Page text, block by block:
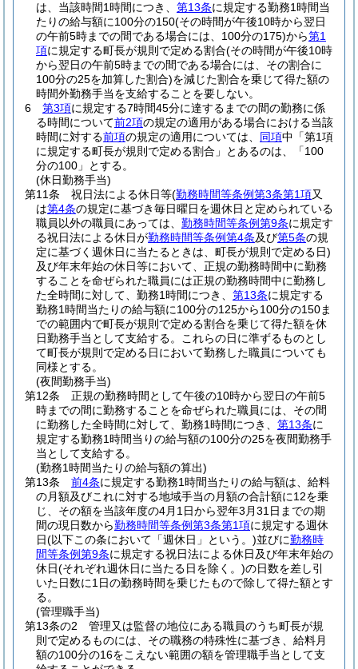
は、当該時間1時間につき、 第13条に規定する勤務1時間当
たりの給与額に100分の150(その時間が午後10時から翌日
の午前5時までの間である場合には、100分の175)から第1
項に規定する町長が規則で定める割合(その時間が午後10時
から翌日の午前5時までの間である場合には、その割合に
100分の25を加算した割合)を減じた割合を乗じて得た額の
時間外勤務手当を支給することを要しない。
6
第3項に規定する7時間45分に達するまでの間の勤務に係
る時間について前2項の規定の適用がある場合における当該
時間に対する前項の規定の適用については、 同項中「第1項
に規定する町長が規則で定める割合」とあるのは、「100
分の100」とする。
(休日勤務手当)
第11条
祝日法による休日等(勤務時間等条例第3条第1項又
は第4条の規定に基づき毎日曜日を週休日と定められている
職員以外の職員にあっては、 勤務時間等条例第9条に規定す
る祝日法による休日が勤務時間等条例第4条及び第5条の規
定に基づく週休日に当たるときは、町長が規則で定める日)
及び年末年始の休日等において、正規の勤務時間中に勤務
することを命ぜられた職員には正規の勤務時間中に勤務し
た全時間に対して、勤務1時間につき、 第13条に規定する
勤務1時間当たりの給与額に100分の125から100分の150ま
での範囲内で町長が規則で定める割合を乗じて得た額を休
日勤務手当として支給する。
これらの日に準ずるものとし
て町長が規則で定める日において勤務した職員についても
同様とする。
(夜間勤務手当)
第12条
正規の勤務時間として午後の10時から翌日の午前5
時までの間に勤務することを命ぜられた職員には、その間
に勤務した全時間に対して、勤務1時間につき、 第13条に
規定する勤務1時間当りの給与額の100分の25を夜間勤務手
当として支給する。
(勤務1時間当たりの給与額の算出)
第13条
前4条に規定する勤務1時間当たりの給与額は、給料
の月額及びこれに対する地域手当の月額の合計額に12を乗
じ、その額を当該年度の4月1日から翌年3月31日までの期
間の現日数から勤務時間等条例第3条第1項に規定する週休
日(以下この条において「週休日」という。)並びに勤務時
間等条例第9条に規定する祝日法による休日及び年末年始の
休日(それぞれ週休日に当たる日を除く。)の日数を差し引
いた日数に1日の勤務時間を乗じたもので除して得た額とす
る。
(管理職手当)
第13条の2
管理又は監督の地位にある職員のうち町長が規
則で定めるものには、その職務の特殊性に基づき、給料月
額の100分の16をこえない範囲の額を管理職手当として支